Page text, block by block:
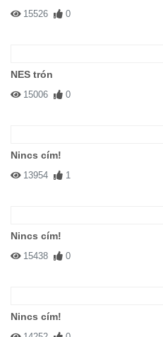
15526 0
NES trón
15006 0
Nincs cím!
13954 1
Nincs cím!
15438 0
Nincs cím!